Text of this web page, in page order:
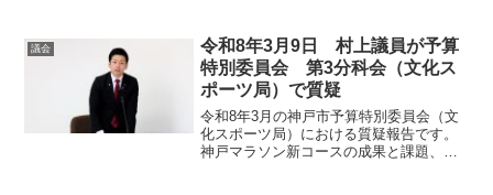
概要をご報告します。
議会
令和8年3月9日 村上議員が予算
特別委員会 第3分科会（文化ス
ポーツ局）で質疑
令和8年3月の神戸市予算特別委員会（文
化スポーツ局）における質疑報告です。
神戸マラソン新コースの成果と課題、大